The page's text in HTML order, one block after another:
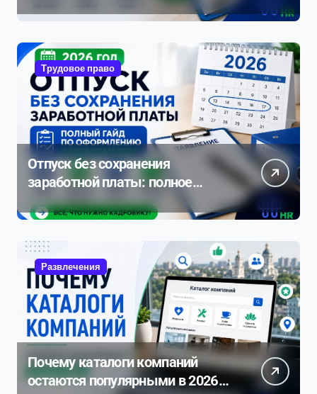
Трудовое право
Отпуск без сохранения
заработной платы: полное
руководство по оформлению и
нюансам 2026
Развлечения
Почему каталоги компаний
остаются популярными в 2026